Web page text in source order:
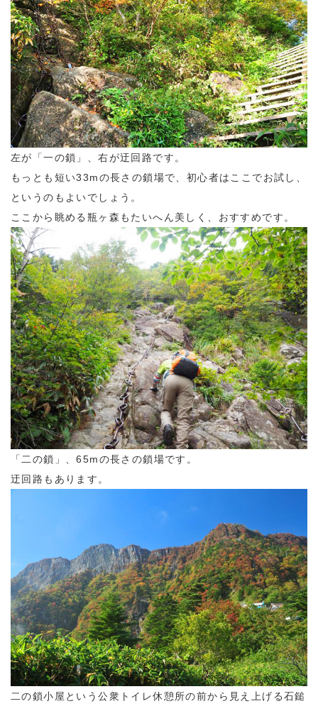
左が「一の鎖」、右が迂回路です。
もっとも短い33mの長さの鎖場で、初心者はここでお試し、
というのもよいでしょう。
ここから眺める瓶ヶ森もたいへん美しく、おすすめです。
「二の鎖」、65mの長さの鎖場です。
迂回路もあります。
二の鎖小屋という公衆トイレ休憩所の前から見え上げる石鎚